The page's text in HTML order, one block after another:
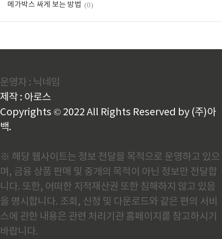
메가박스 싸게 보는 방법 (0)
운영자 : 닉네임
제작 : 아로스
Copyrights © 2022 All Rights Reserved by (주)아
백.
※ 해당 웹사이트는 정보 전달을 목적으로 운영하고 있으
며, 금융 상품 판매 및 중개의 목적이 아닌 정보만 전달합
니다. 또한, 어떠한 지적재산권 또한 침해하지 않고 있음
을 명시합니다. 조회, 신청 및 다운로드와 같은 편의 서비
스에 관한 내용은 관련 처리기관 홈페이지를 참고하시기
바랍니다.